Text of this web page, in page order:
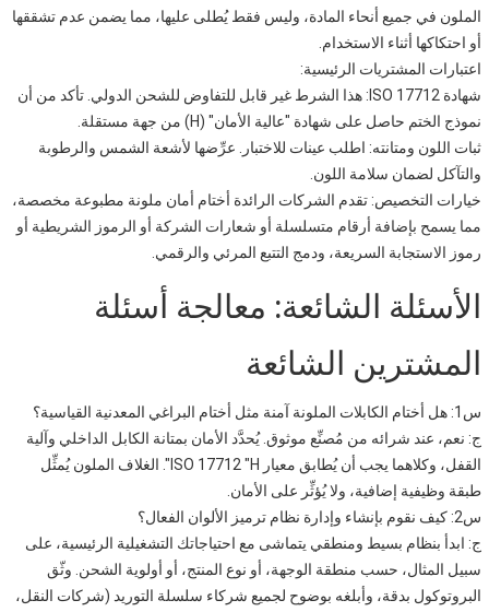
الملون في جميع أنحاء المادة، وليس فقط يُطلى عليها، مما يضمن عدم تشققها
أو احتكاكها أثناء الاستخدام.
اعتبارات المشتريات الرئيسية:
شهادة ISO 17712: هذا الشرط غير قابل للتفاوض للشحن الدولي. تأكد من أن
نموذج الختم حاصل على شهادة "عالية الأمان" (H) من جهة مستقلة.
ثبات اللون ومتانته: اطلب عينات للاختبار. عرِّضها لأشعة الشمس والرطوبة
والتآكل لضمان سلامة اللون.
خيارات التخصيص: تقدم الشركات الرائدة أختام أمان ملونة مطبوعة مخصصة،
مما يسمح بإضافة أرقام متسلسلة أو شعارات الشركة أو الرموز الشريطية أو
رموز الاستجابة السريعة، ودمج التتبع المرئي والرقمي.
الأسئلة الشائعة: معالجة أسئلة
المشترين الشائعة
س1: هل أختام الكابلات الملونة آمنة مثل أختام البراغي المعدنية القياسية؟
ج: نعم، عند شرائه من مُصنِّع موثوق. يُحدَّد الأمان بمتانة الكابل الداخلي وآلية
القفل، وكلاهما يجب أن يُطابق معيار ISO 17712 "H". الغلاف الملون يُمثِّل
طبقة وظيفية إضافية، ولا يُؤثِّر على الأمان.
س2: كيف نقوم بإنشاء وإدارة نظام ترميز الألوان الفعال؟
ج: ابدأ بنظام بسيط ومنطقي يتماشى مع احتياجاتك التشغيلية الرئيسية، على
سبيل المثال، حسب منطقة الوجهة، أو نوع المنتج، أو أولوية الشحن. وثّق
البروتوكول بدقة، وأبلغه بوضوح لجميع شركاء سلسلة التوريد (شركات النقل،